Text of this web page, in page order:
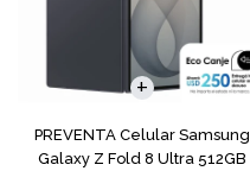
PREVENTA Celular Samsung
Galaxy Z Fold 8 Ultra 512GB
COMPARAR